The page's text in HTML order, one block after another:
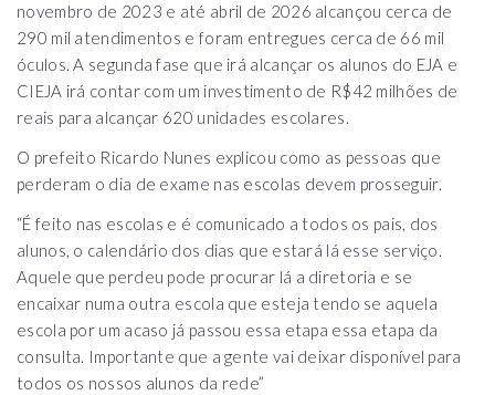
novembro de 2023 e até abril de 2026 alcançou cerca de
290 mil atendimentos e foram entregues cerca de 66 mil
óculos. A segunda fase que irá alcançar os alunos do EJA e
CIEJA irá contar com um investimento de R$42 milhões de
reais para alcançar 620 unidades escolares.
O prefeito Ricardo Nunes explicou como as pessoas que
perderam o dia de exame nas escolas devem prosseguir.
“É feito nas escolas e é comunicado a todos os pais, dos
alunos, o calendário dos dias que estará lá esse serviço.
Aquele que perdeu pode procurar lá a diretoria e se
encaixar numa outra escola que esteja tendo se aquela
escola por um acaso já passou essa etapa essa etapa da
consulta. Importante que a gente vai deixar disponível para
todos os nossos alunos da rede”